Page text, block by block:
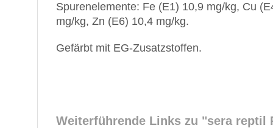
Spurenelemente: Fe (E1) 10,9 mg/kg, Cu
mg/kg, Zn (E6) 10,4 mg/kg.
Gefärbt mit EG-Zusatzstoffen.
Weiterführende Links zu "sera reptil